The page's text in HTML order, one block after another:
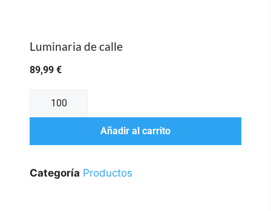
Luminaria de calle
89,99 €
Añadir al carrito
Categoría Productos